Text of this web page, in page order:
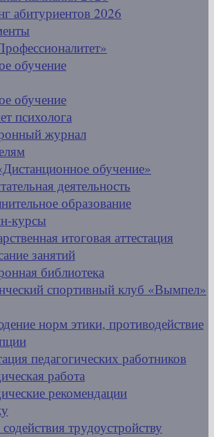
абитуриентов 2026
обучение
обучение
психолога
журнал
обучение»
деятельность
образование
курсы
итоговая аттестация
занятий
библиотека
спортивный клуб «Вымпел»
норм этики, противодействие
педагогических работников
работа
рекомендации
трудоустройству